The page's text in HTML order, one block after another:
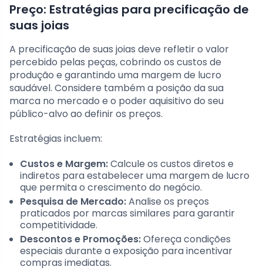
Preço: Estratégias para precificação de
suas joias
A precificação de suas joias deve refletir o valor
percebido pelas peças, cobrindo os custos de
produção e garantindo uma margem de lucro
saudável. Considere também a posição da sua
marca no mercado e o poder aquisitivo do seu
público-alvo ao definir os preços.
Estratégias incluem:
Custos e Margem:Calcule os custos diretos e
indiretos para estabelecer uma margem de lucro
que permita o crescimento do negócio.
Pesquisa de Mercado:Analise os preços
praticados por marcas similares para garantir
competitividade.
Descontos e Promoções:Ofereça condições
especiais durante a exposição para incentivar
compras imediatas.